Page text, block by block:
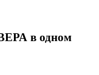
в одном